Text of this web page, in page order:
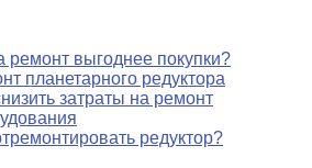
ремонт выгоднее покупки?
планетарного редуктора
затраты на ремонт
редуктор?